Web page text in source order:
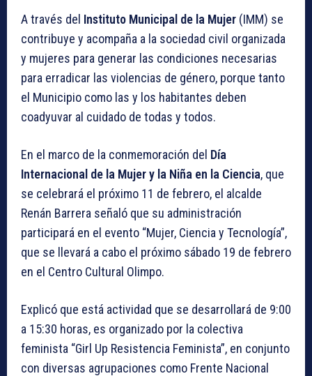
A través del Instituto Municipal de la Mujer (IMM) se
contribuye y acompaña a la sociedad civil organizada
y mujeres para generar las condiciones necesarias
para erradicar las violencias de género, porque tanto
el Municipio como las y los habitantes deben
coadyuvar al cuidado de todas y todos.
En el marco de la conmemoración del Día
Internacional de la Mujer y la Niña en la Ciencia, que
se celebrará el próximo 11 de febrero, el alcalde
Renán Barrera señaló que su administración
participará en el evento “Mujer, Ciencia y Tecnología”,
que se llevará a cabo el próximo sábado 19 de febrero
en el Centro Cultural Olimpo.
Explicó que está actividad que se desarrollará de 9:00
a 15:30 horas, es organizado por la colectiva
feminista “Girl Up Resistencia Feminista”, en conjunto
con diversas agrupaciones como Frente Nacional